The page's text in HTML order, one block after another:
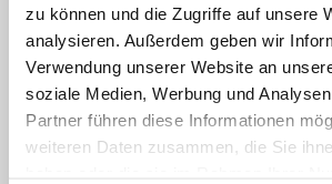
zu können und die Zugriffe auf unsere
analysieren. Außerdem geben wir
Verwendung unserer Website an
soziale Medien, Werbung und
Partner führen diese Informationen
weiteren Daten zusammen, die Sie